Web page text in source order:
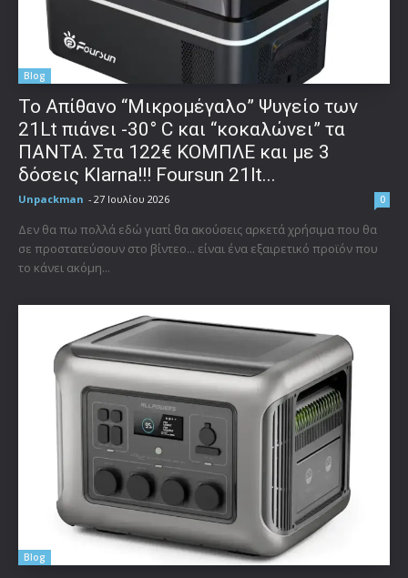
Blog
Το Απίθανο “Μικρομέγαλο” Ψυγείο των
21Lt πιάνει -30° C και “κοκαλώνει” τα
ΠΑΝΤΑ. Στα 122€ ΚΟΜΠΛΕ και με 3
δόσεις Klarna!!! Foursun 21lt...
Unpackman - 27 Ιουλίου 2026 0
Δεν θα πω πολλά εδώ γιατί θα ακούσεις αρκετά χρήσιμα που θα
σε προστατεύσουν στο βίντεο... είναι ένα εξαιρετικό προϊόν που
το κάνει ακόμη...
Blog